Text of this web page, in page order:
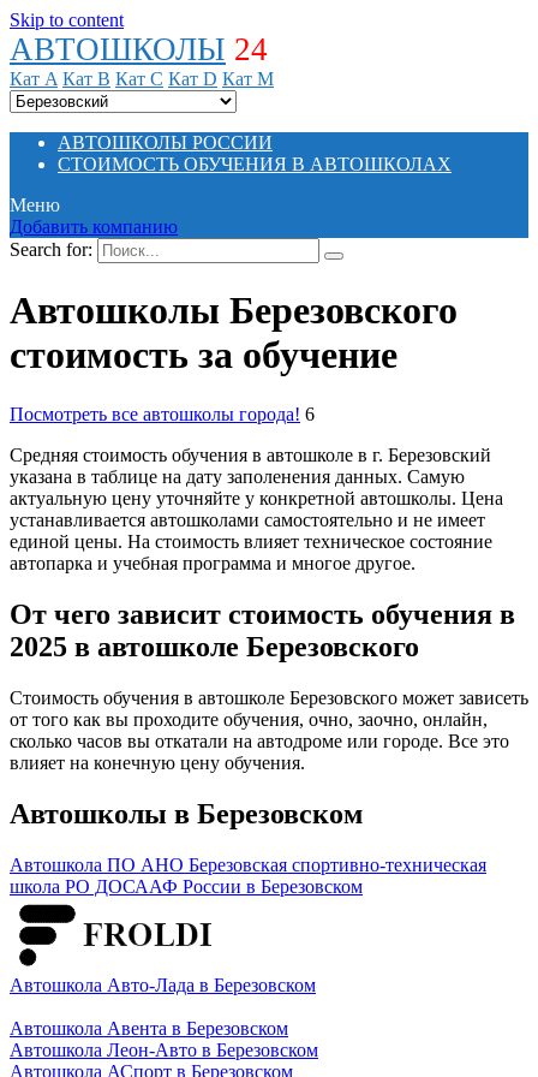
Skip to content
АВТОШКОЛЫ 24
Кат A Кат B Кат C Кат D Кат M
АВТОШКОЛЫ РОССИИ
СТОИМОСТЬ ОБУЧЕНИЯ В АВТОШКОЛАХ
Меню
Добавить компанию
Search for:
Автошколы Березовского
стоимость за обучение
Посмотреть все автошколы города! 6
Средняя стоимость обучения в автошколе в г. Березовский
указана в таблице на дату заполенения данных. Самую
актуальную цену уточняйте у конкретной автошколы. Цена
устанавливается автошколами самостоятельно и не имеет
единой цены. На стоимость влияет техническое состояние
автопарка и учебная программа и многое другое.
От чего зависит стоимость обучения в
2025 в автошколе Березовского
Стоимость обучения в автошколе Березовского может зависеть
от того как вы проходите обучения, очно, заочно, онлайн,
сколько часов вы откатали на автодроме или городе. Все это
влияет на конечную цену обучения.
Автошколы в Березовском
Автошкола ПО АНО Березовская спортивно-техническая
школа РО ДОСААФ России в Березовском
Автошкола Авто-Лада в Березовском
Автошкола Авента в Березовском
Автошкола Леон-Авто в Березовском
Автошкола АСпорт в Березовском